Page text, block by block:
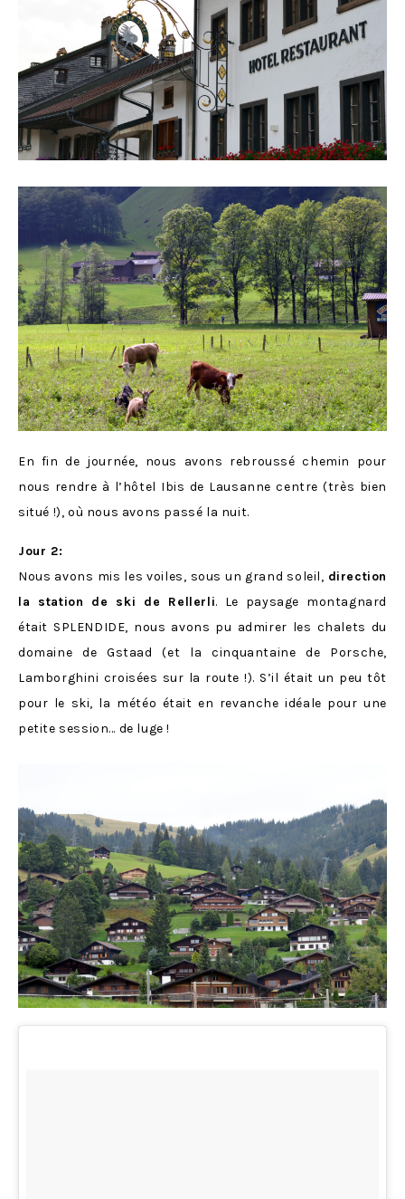
En fin de journée, nous avons rebroussé chemin pour
nous rendre à l’hôtel Ibis de Lausanne centre (très bien
situé !), où nous avons passé la nuit.
Jour 2:
Nous avons mis les voiles, sous un grand soleil, direction
la station de ski de Rellerli. Le paysage montagnard
était SPLENDIDE, nous avons pu admirer les chalets du
domaine de Gstaad (et la cinquantaine de Porsche,
Lamborghini croisées sur la route !). S’il était un peu tôt
pour le ski, la météo était en revanche idéale pour une
petite session… de luge !